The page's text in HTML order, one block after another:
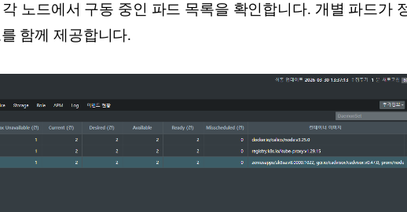
노드에서 구동 중인 파드 목록을 확인합니다. 개별 파드가
함께 제공합니다.